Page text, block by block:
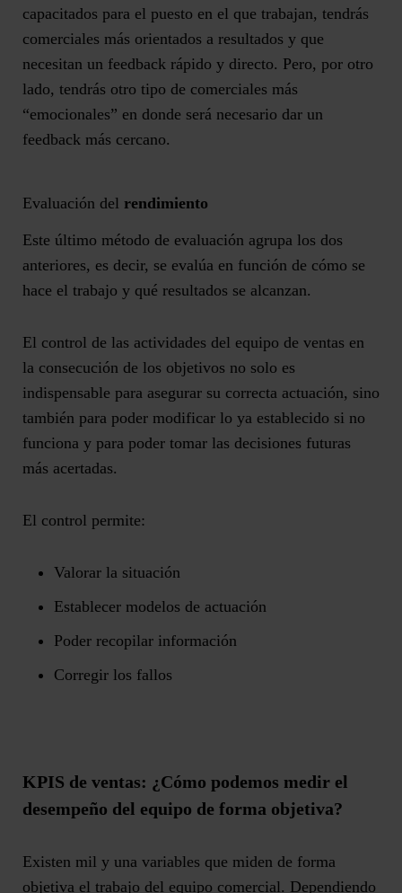
capacitados para el puesto en el que trabajan, tendrás
comerciales más orientados a resultados y que
necesitan un feedback rápido y directo. Pero, por otro
lado, tendrás otro tipo de comerciales más
“emocionales” en donde será necesario dar un
feedback más cercano.
Evaluación del rendimiento
Este último método de evaluación agrupa los dos
anteriores, es decir, se evalúa en función de cómo se
hace el trabajo y qué resultados se alcanzan.
El control de las actividades del equipo de ventas en
la consecución de los objetivos no solo es
indispensable para asegurar su correcta actuación, sino
también para poder modificar lo ya establecido si no
funciona y para poder tomar las decisiones futuras
más acertadas.
El control permite:
Valorar la situación
Establecer modelos de actuación
Poder recopilar información
Corregir los fallos
KPIS de ventas: ¿Cómo podemos medir el
desempeño del equipo de forma objetiva?
Existen mil y una variables que miden de forma
objetiva el trabajo del equipo comercial. Dependiendo